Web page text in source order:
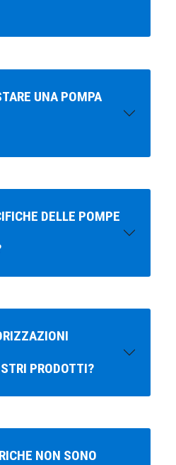
UNA POMPA
DELLE POMPE
PRODOTTI?
NON SONO